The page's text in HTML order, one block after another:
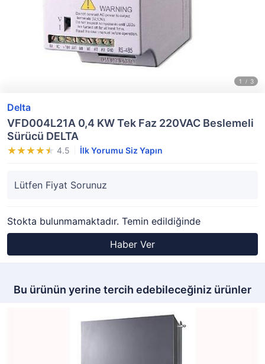
Delta
VFD004L21A 0,4 KW Tek Faz 220VAC Beslemeli
Sürücü DELTA
4.5 İlk Yorumu Siz Yapın
Lütfen Fiyat Sorunuz
Stokta bulunmamaktadır. Temin edildiğinde
Haber Ver
Bu ürünün yerine tercih edebileceğiniz ürünler